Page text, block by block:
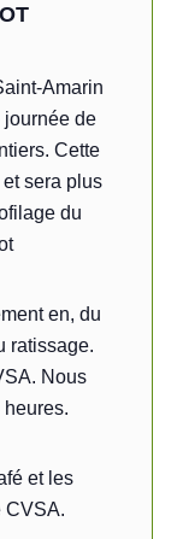
Amarin
de
Cette
sera plus
du
en, du
ratissage.
Nous
et les
CVSA.